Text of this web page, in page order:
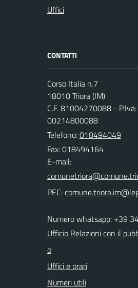
Uffici
CONTATTI
Corso Italia n.7
18010 Triora (IM)
C.F. 81004270088 - P.Iva:
00214800088
Telefono:018494049
Fax: 018494164
E-mail:
PEC:
Numero whatsapp: +39
Ufficio Relazioni con il
o
Uffici e orari
Numeri utili